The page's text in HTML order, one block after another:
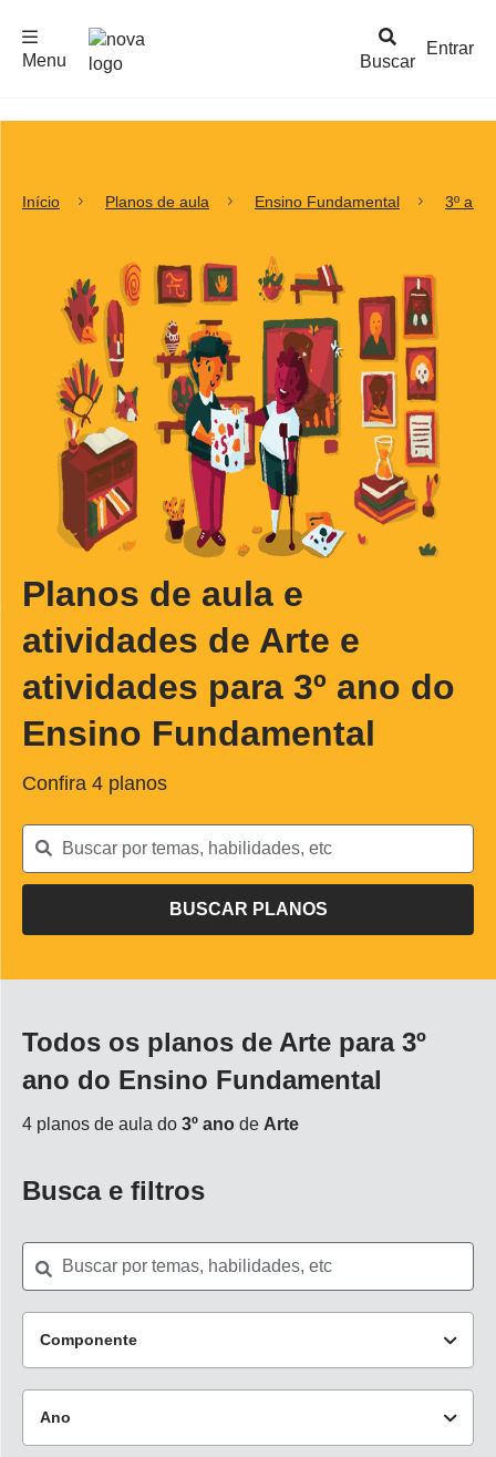
Buscar
Menu
Entrar
Início Planos de aula Ensino Fundamental 3º ano
Planos de aula e
atividades de Arte e
atividades para 3º ano do
Ensino Fundamental
Confira 4 planos
Todos os planos de Arte para 3º
ano do Ensino Fundamental
4 planos de aula do 3º ano de Arte
Busca e filtros
Componente
(4)
Ciências (75)
Ano